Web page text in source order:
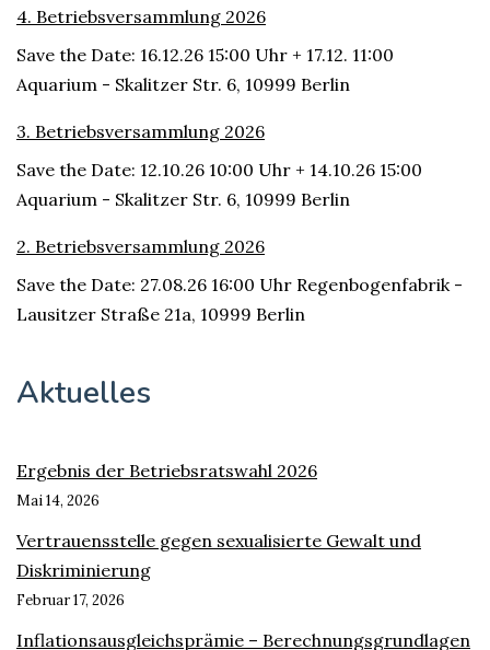
4. Betriebsversammlung 2026
Save the Date: 16.12.26 15:00 Uhr + 17.12. 11:00
Aquarium - Skalitzer Str. 6, 10999 Berlin
3. Betriebsversammlung 2026
Save the Date: 12.10.26 10:00 Uhr + 14.10.26 15:00
Aquarium - Skalitzer Str. 6, 10999 Berlin
2. Betriebsversammlung 2026
Save the Date: 27.08.26 16:00 Uhr Regenbogenfabrik -
Lausitzer Straße 21a, 10999 Berlin
Aktuelles
Ergebnis der Betriebsratswahl 2026
Mai 14, 2026
Vertrauensstelle gegen sexualisierte Gewalt und
Diskriminierung
Februar 17, 2026
Inflationsausgleichsprämie – Berechnungsgrundlagen